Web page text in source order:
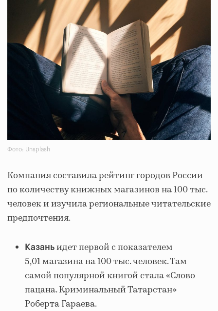
Фото: Unsplash
Компания составила рейтинг городов России
по количеству книжных магазинов на 100 тыс.
человек и изучила региональные читательские
предпочтения.
Казань идет первой с показателем
5,01 магазина на 100 тыс. человек. Там
самой популярной книгой стала «Слово
пацана. Криминальный Татарстан»
Роберта Гараева.